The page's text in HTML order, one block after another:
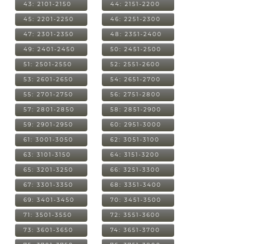
43: 2101-2150 44: 2151-2200
45: 2201-2250 46: 2251-2300
47: 2301-2350 48: 2351-2400
49: 2401-2450 50: 2451-2500
51: 2501-2550 52: 2551-2600
53: 2601-2650 54: 2651-2700
55: 2701-2750 56: 2751-2800
57: 2801-2850 58: 2851-2900
59: 2901-2950 60: 2951-3000
61: 3001-3050 62: 3051-3100
63: 3101-3150 64: 3151-3200
65: 3201-3250 66: 3251-3300
67: 3301-3350 68: 3351-3400
69: 3401-3450 70: 3451-3500
71: 3501-3550 72: 3551-3600
73: 3601-3650 74: 3651-3700